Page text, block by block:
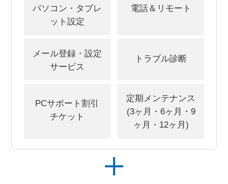
パソコン・タブレ
ット設定
電話＆リモート
メール登録・設定
サービス
トラブル診断
PCサポート割引
チケット
定期メンテナンス
(3ヶ月・6ヶ月・9
ヶ月・12ヶ月)